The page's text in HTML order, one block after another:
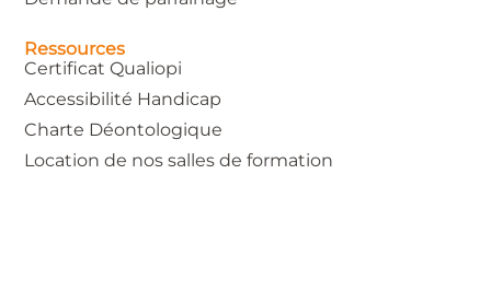
Ressources
Certificat Qualiopi
Accessibilité Handicap
Charte Déontologique
Location de nos salles de formation